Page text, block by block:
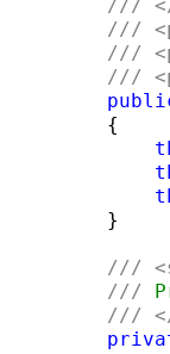
///
///
///
///
{
}
///
///
///